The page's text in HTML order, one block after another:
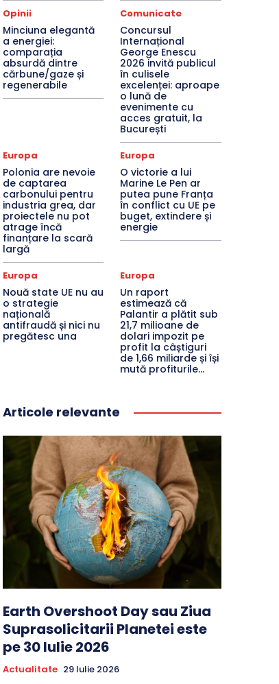
Opinii
Minciuna elegantă
a energiei:
comparația
absurdă dintre
cărbune/gaze și
regenerabile
Comunicate
Concursul
Internațional
George Enescu
2026 invită publicul
în culisele
excelenței: aproape
o lună de
evenimente cu
acces gratuit, la
București
Europa
Polonia are nevoie
de captarea
carbonului pentru
industria grea, dar
proiectele nu pot
atrage încă
finanțare la scară
largă
Europa
O victorie a lui
Marine Le Pen ar
putea pune Franța
în conflict cu UE pe
buget, extindere și
energie
Europa
Nouă state UE nu au
o strategie
națională
antifraudă și nici nu
pregătesc una
Europa
Un raport
estimează că
Palantir a plătit sub
21,7 milioane de
dolari impozit pe
profit la câștiguri
de 1,66 miliarde și își
mută profiturile...
Articole relevante
Earth Overshoot Day sau Ziua
Suprasolicitarii Planetei este
pe 30 Iulie 2026
Actualitate 29 Iulie 2026